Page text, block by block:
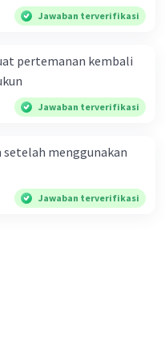
Jawaban terverifikasi
pertemanan kembali
Jawaban terverifikasi
setelah menggunakan
Jawaban terverifikasi